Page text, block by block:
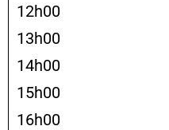
12h00
13h00
14h00
15h00
16h00